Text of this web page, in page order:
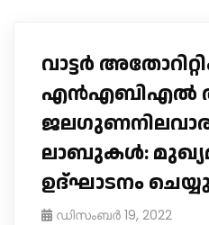
വാട്ടർ
എൻഎബിഎൽ
ലാബുകള്‍:
ഉദ്ഘാടനം
ഡിസംബർ 19, 2022